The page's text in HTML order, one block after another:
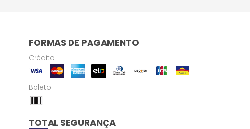
FORMAS DE PAGAMENTO
Crédito
Boleto
TOTAL SEGURANÇA